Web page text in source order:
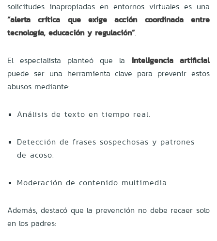
solicitudes inapropiadas en entornos virtuales es una
“alerta crítica que exige acción coordinada entre
tecnología, educación y regulación”.
El especialista planteó que la inteligencia artificial
puede ser una herramienta clave para prevenir estos
abusos mediante:
Análisis de texto en tiempo real.
Detección de frases sospechosas y patrones
de acoso.
Moderación de contenido multimedia.
Además, destacó que la prevención no debe recaer solo
en los padres: